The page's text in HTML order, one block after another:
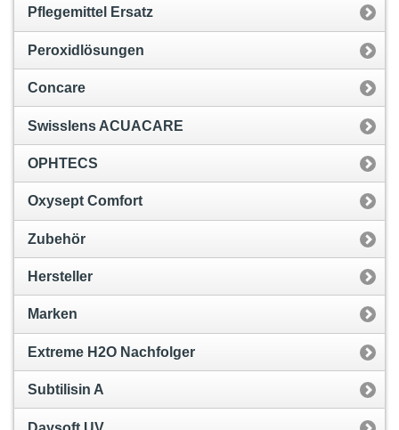
Pflegemittel Ersatz
Peroxidlösungen
Concare
Swisslens ACUACARE
OPHTECS
Oxysept Comfort
Zubehör
Hersteller
Marken
Extreme H2O Nachfolger
Subtilisin A